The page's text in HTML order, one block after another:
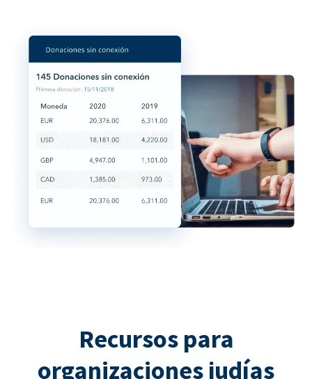
Recursos para
organizaciones judías